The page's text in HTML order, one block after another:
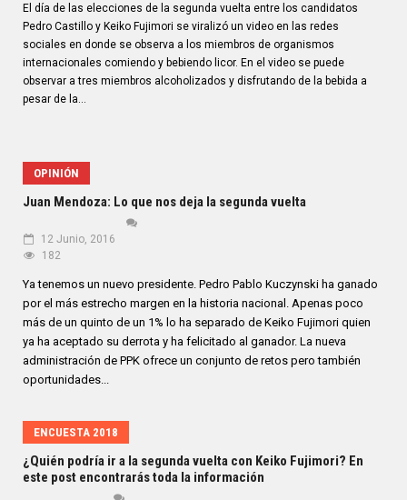
El día de las elecciones de la segunda vuelta entre los candidatos
Pedro Castillo y Keiko Fujimori se viralizó un video en las redes
sociales en donde se observa a los miembros de organismos
internacionales comiendo y bebiendo licor. En el video se puede
observar a tres miembros alcoholizados y disfrutando de la bebida a
pesar de la...
OPINIÓN
Juan Mendoza: Lo que nos deja la segunda vuelta
12 Junio, 2016
182
Ya tenemos un nuevo presidente. Pedro Pablo Kuczynski ha ganado
por el más estrecho margen en la historia nacional. Apenas poco
más de un quinto de un 1% lo ha separado de Keiko Fujimori quien
ya ha aceptado su derrota y ha felicitado al ganador. La nueva
administración de PPK ofrece un conjunto de retos pero también
oportunidades...
ENCUESTA 2018
¿Quién podría ir a la segunda vuelta con Keiko Fujimori? En
este post encontrarás toda la información